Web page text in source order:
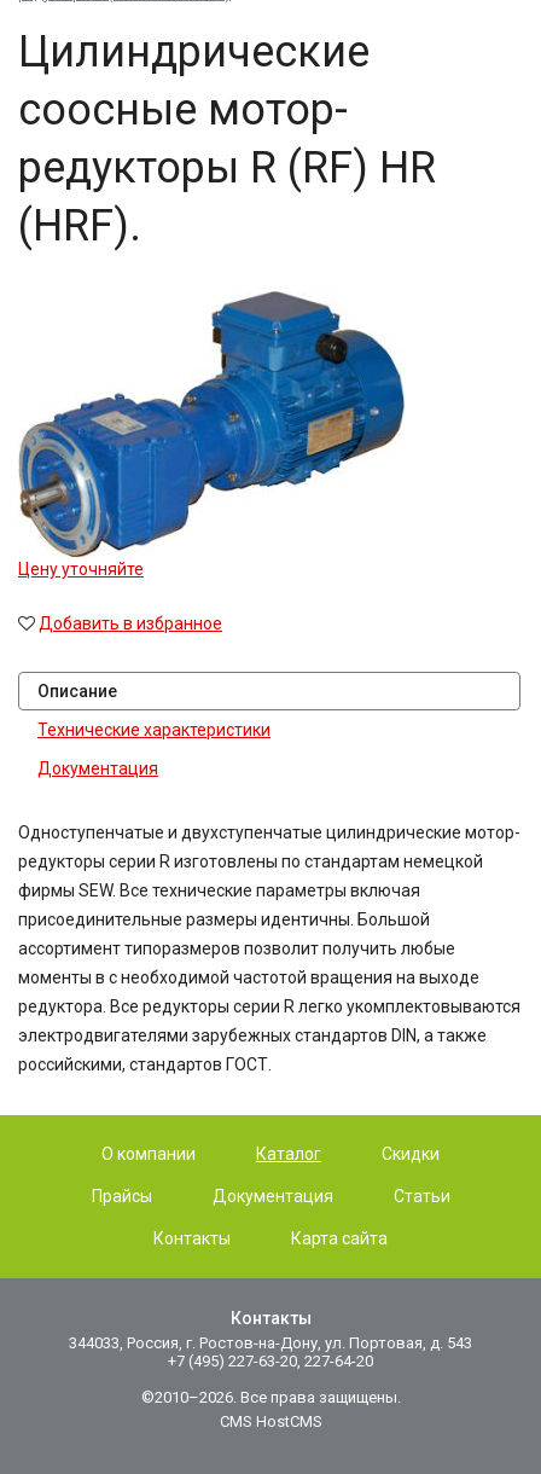
Цилиндрические
соосные мотор-
редукторы R (RF) HR
(HRF).
Цену уточняйте
Добавить в избранное
Описание
Технические характеристики
Документация
Одноступенчатые и двухступенчатые цилиндрические мотор-
редукторы серии R изготовлены по стандартам немецкой
фирмы SEW. Все технические параметры включая
присоединительные размеры идентичны. Большой
ассортимент типоразмеров позволит получить любые
моменты в с необходимой частотой вращения на выходе
редуктора. Все редукторы серии R легко укомплектовываются
электродвигателями зарубежных стандартов DIN, а также
российскими, стандартов ГОСТ.
О компании Каталог Скидки
Прайсы Документация Статьи
Контакты Карта сайта
Контакты
344033, Россия, г. Ростов-на-Дону, ул. Портовая, д. 543
+7 (495) 227-63-20, 227-64-20
©2010–2026. Все права защищены.
CMS HostCMS